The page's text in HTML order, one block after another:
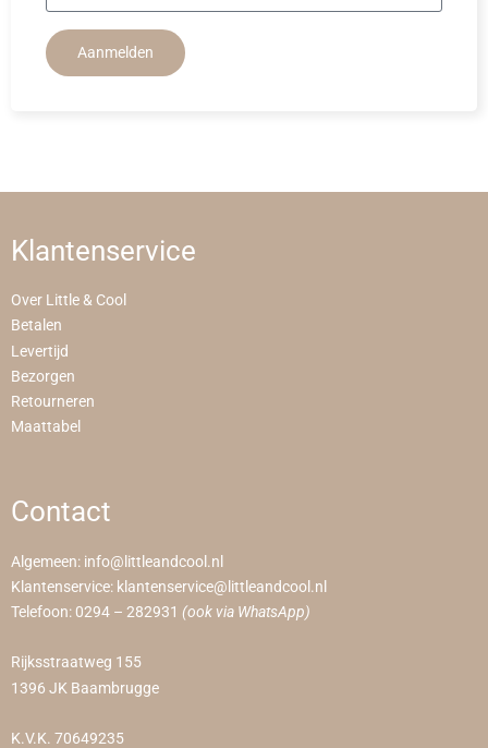
Aanmelden
Klantenservice
Over Little & Cool
Betalen
Levertijd
Bezorgen
Retourneren
Maattabel
Contact
Algemeen: info@littleandcool.nl
Klantenservice: klantenservice@littleandcool.nl
Telefoon: 0294 – 282931 (ook via WhatsApp)
Rijksstraatweg 155
1396 JK Baambrugge
K.V.K. 70649235